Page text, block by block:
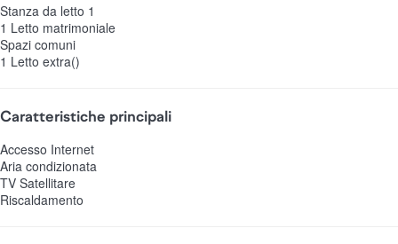
Stanza da letto 1
1 Letto matrimoniale
Spazi comuni
1 Letto extra()
Caratteristiche principali
Accesso Internet
Aria condizionata
TV Satellitare
Riscaldamento